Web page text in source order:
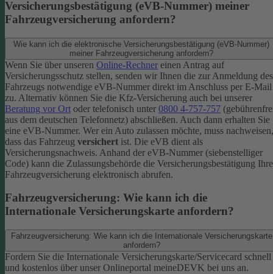
Versicherungsbestätigung (eVB-Nummer) meiner
Fahrzeugversicherung anfordern?
Wie kann ich die elektronische Versicherungsbestätigung (eVB-Nummer)
meiner Fahrzeugversicherung anfordern?
Wenn Sie über unseren Online-Rechner einen Antrag auf
Versicherungsschutz stellen, senden wir Ihnen die zur Anmeldung des
Fahrzeugs notwendige eVB-​Nummer direkt im Anschluss per E-Mail
zu. Alternativ können Sie die Kfz-​Versicherung auch bei unserer
Beratung vor Ort oder telefonisch unter 0800 4-​757-757
aus dem deutschen Telefonnetz) abschließen. Auch dann erhalten Sie
eine eVB-Nummer. Wer ein Auto zulassen möchte, muss nachweisen,
dass das Fahrzeug versichert ist. Die eVB dient als
Versicherungsnachweis. Anhand der eVB-Nummer (siebenstelliger
Code) kann die Zulassungsbehörde die Versicherungsbestätigung
Fahrzeugversicherung elektronisch abrufen.
Fahrzeugversicherung: Wie kann ich die
Internationale Versicherungskarte anfordern?
Fahrzeugversicherung: Wie kann ich die Internationale Versicherungskarte
anfordern?
Fordern Sie die Internationale Versicherungskarte/Servicecard schnell
und kostenlos über unser Onlineportal meineDEVK bei uns an.